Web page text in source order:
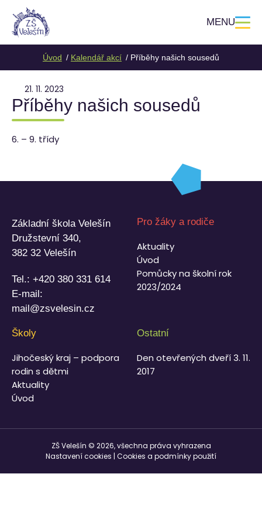
MENU
Úvod Kalendář akcí Příběhy našich sousedů
21. 11. 2023
Příběhy našich sousedů
6. – 9. třídy
Základní škola Velešín
Družstevní 340,
382 32 Velešín
Tel.: +420 380 331 614
E-mail:
mail@zsvelesin.cz
Pro žáky a rodiče
Aktuality
Úvod
Pomůcky na školní rok
2023/2024
Školy
Jihočeský kraj – podpora
rodin s dětmi
Aktuality
Úvod
Ostatní
Den otevřených dveří 3. 11.
2017
ZŠ Velešín © 2026, všechna práva vyhrazena
Nastavení cookies Cookies a podmínky použití